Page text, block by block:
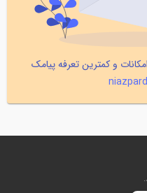
و کمترین تعرفه پیامک